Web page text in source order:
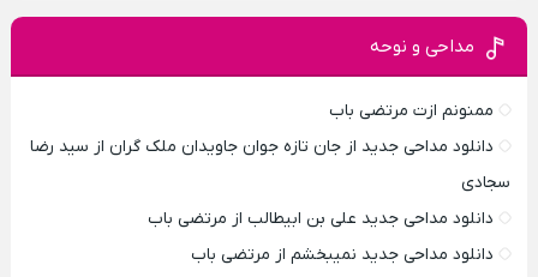
مداحی و نوحه
ممنونم ازت مرتضی باب
دانلود مداحی جدید از جان تازه جوان جاویدان ملک گران از سید رضا
سجادی
دانلود مداحی جدید علی بن ابیطالب از مرتضی باب
دانلود مداحی جدید نمیبخشم از مرتضی باب